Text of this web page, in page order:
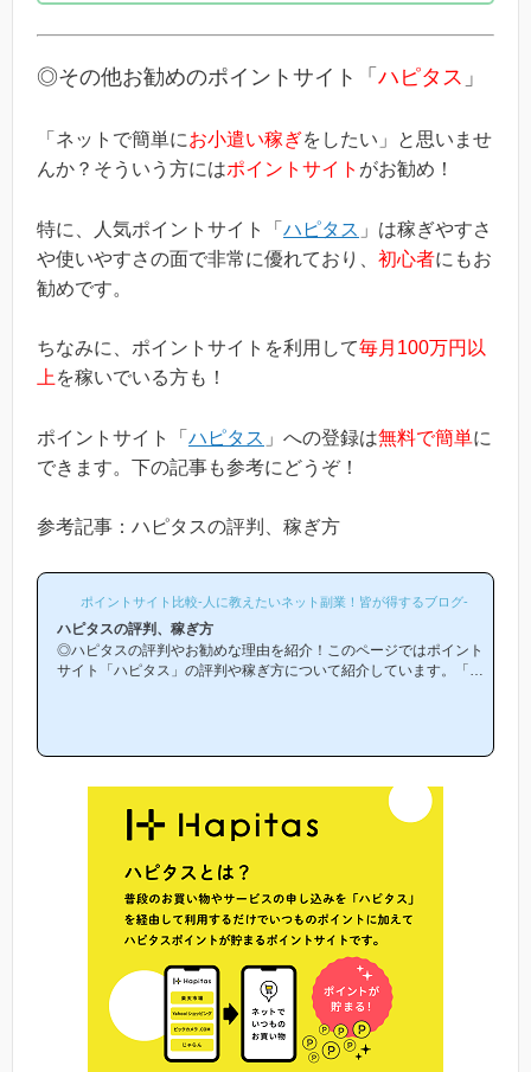
と思われる方は必見ですよ！ハピタス新規登録キャンペーン
ントがもらえる」という、シンプルなものです。(*当ブログ
から登録すると自動...
◎その他お勧めのポイントサイト「 ハピタス 」
「ネットで簡単にお小遣い稼ぎをしたい」と思いませ
んか？そういう方にはポイントサイト がお勧め！
特に、人気ポイントサイト「 ハピタス 」は稼ぎやすさ
や使いやすさの面で非常に優れており、 初心者にもお
勧めです。
ちなみに、ポイントサイトを利用して毎月100万円以
上 を稼いでいる方も！
ポイントサイト「 ハピタス 」への登録は無料で簡単に
できます。下の記事も参考にどうぞ！
参考記事：ハピタスの評判、稼ぎ方
ポイントサイト比較-人に教えたいネット副業！皆が得するブログ-
ハピタスの評判、稼ぎ方
◎ハピタスの評判やお勧めな理由を紹介！このページではポイント
サイト「ハピタス」の評判や稼ぎ方について紹介しています。「ハ
ジからハピタスへの新規登録はほんの数分で簡単にできるので、下
の記事を参考に進め...